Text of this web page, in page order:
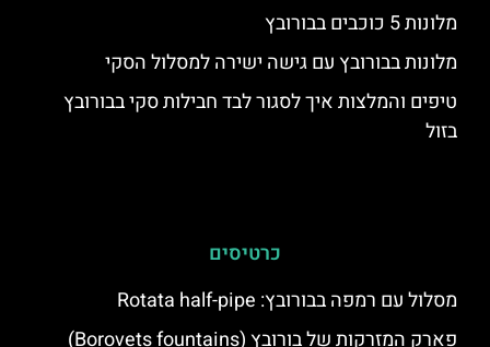
מלונות 5 כוכבים בבורובץ
מלונות בבורובץ עם גישה ישירה למסלול הסקי
טיפים והמלצות איך לסגור לבד חבילות סקי בבורובץ
בזול
כרטיסים
מסלול עם רמפה בבורובץ: Rotata half-pipe
פארק המזרקות של בורובץ (Borovets fountains)